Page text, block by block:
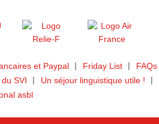
et Paypal Friday List FAQs
SVI
Un séjour linguistique utile !
asbl